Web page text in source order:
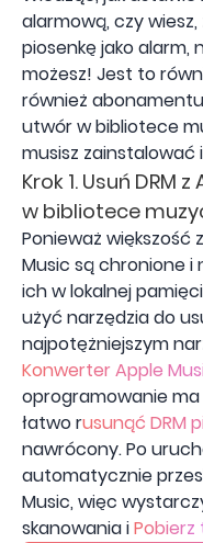
alarmową, czy
piosenkę jako alarm,
możesz! Jest to
również
utwór w bibliotece
musisz zainstalować i
Krok 1. Usuń DRM
w bibliotece
Ponieważ większość
Music są chronione i
ich w lokalnej
użyć narzędzia do
najpotężniejszym
Konwerter Apple
oprogramowanie
łatwo rusunąć DRM
nawrócony. Po
automatycznie
Music, więc
skanowania iPobierz